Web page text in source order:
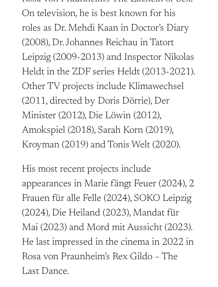
On television, he is best known for his
roles as Dr. Mehdi Kaan in Doctor’s Diary
(2008), Dr. Johannes Reichau in Tatort
Leipzig (2009-2013) and Inspector Nikolas
Heldt in the ZDF series Heldt (2013-2021).
Other TV projects include Klimawechsel
(2011, directed by Doris Dörrie), Der
Minister (2012), Die Löwin (2012),
Amokspiel (2018), Sarah Korn (2019),
Kroyman (2019) and Tonis Welt (2020).
His most recent projects include
appearances in Marie fängt Feuer (2024), 2
Frauen für alle Felle (2024), SOKO Leipzig
(2024), Die Heiland (2023), Mandat für
Mai (2023) and Mord mit Aussicht (2023).
He last impressed in the cinema in 2022 in
Rosa von Praunheim’s Rex Gildo – The
Last Dance.